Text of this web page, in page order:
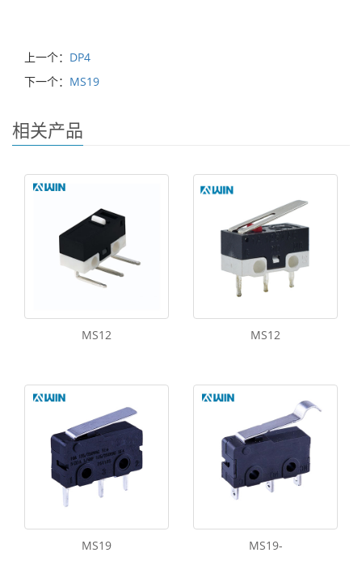
上一个： DP4
下一个： MS19
相关产品
MS12 MS12
MS19 MS19-